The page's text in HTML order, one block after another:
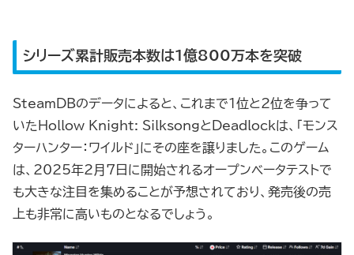
シリーズ累計販売本数は1億800万本を突破
SteamDBのデータによると、これまで1位と2位を争って
いたHollow Knight: SilksongとDeadlockは、「モンス
ターハンター：ワイルド」にその座を譲りました。このゲーム
は、2025年2月7日に開始されるオープンベータテストで
も大きな注目を集めることが予想されており、発売後の売
上も非常に高いものとなるでしょう。